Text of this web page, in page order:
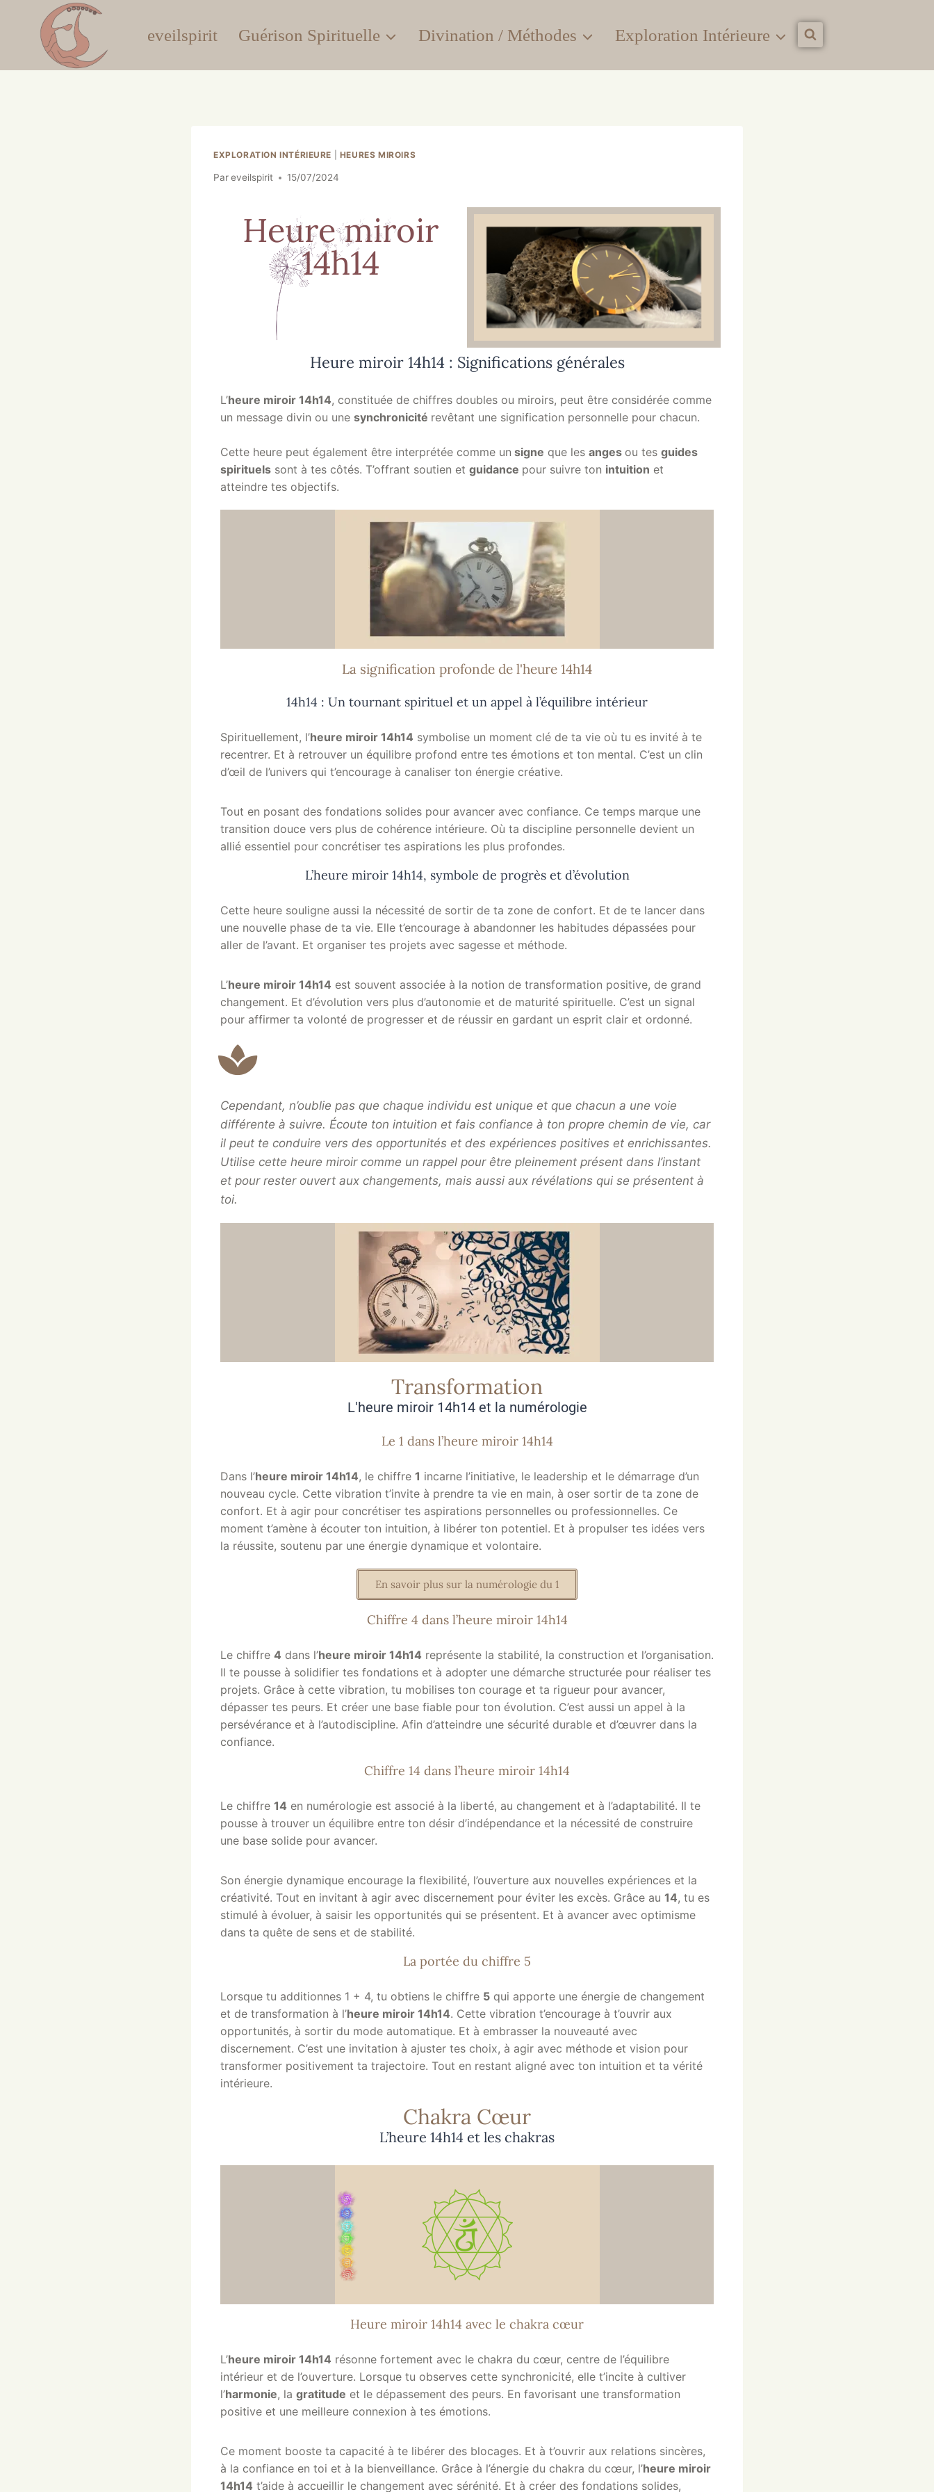
eveilspirit Guérison Spirituelle Divination / Méthodes Exploration Intérieure
EXPLORATION INTÉRIEURE HEURES MIROIRS
Pareveilspirit 15/07/2024
Heure miroir
14h14
Heure miroir 14h14 : Significations générales
L’heure miroir 14h14, constituée de chiffres doubles ou miroirs, peut être considérée comme
un message divin ou une synchronicité revêtant une signification personnelle pour chacun.
Cette heure peut également être interprétée comme un signe que les anges ou tes guides
spirituels sont à tes côtés. T’offrant soutien et guidance pour suivre ton intuition et
atteindre tes objectifs.
La signification profonde de l'heure 14h14
14h14 : Un tournant spirituel et un appel à l’équilibre intérieur
Spirituellement, l’heure miroir 14h14 symbolise un moment clé de ta vie où tu es invité à te
recentrer. Et à retrouver un équilibre profond entre tes émotions et ton mental. C’est un clin
d’œil de l’univers qui t’encourage à canaliser ton énergie créative.
Tout en posant des fondations solides pour avancer avec confiance. Ce temps marque une
transition douce vers plus de cohérence intérieure. Où ta discipline personnelle devient un
allié essentiel pour concrétiser tes aspirations les plus profondes.
L’heure miroir 14h14, symbole de progrès et d’évolution
Cette heure souligne aussi la nécessité de sortir de ta zone de confort. Et de te lancer dans
une nouvelle phase de ta vie. Elle t’encourage à abandonner les habitudes dépassées pour
aller de l’avant. Et organiser tes projets avec sagesse et méthode.
L’heure miroir 14h14 est souvent associée à la notion de transformation positive, de grand
changement. Et d’évolution vers plus d’autonomie et de maturité spirituelle. C’est un signal
pour affirmer ta volonté de progresser et de réussir en gardant un esprit clair et ordonné.
Cependant, n’oublie pas que chaque individu est unique et que chacun a une voie
différente à suivre. Écoute ton intuition et fais confiance à ton propre chemin de vie, car
il peut te conduire vers des opportunités et des expériences positives et enrichissantes.
Utilise cette heure miroir comme un rappel pour être pleinement présent dans l’instant
et pour rester ouvert aux changements, mais aussi aux révélations qui se présentent à
toi.
Transformation
L'heure miroir 14h14 et la numérologie
Le 1 dans l’heure miroir 14h14
Dans l’heure miroir 14h14, le chiffre 1 incarne l’initiative, le leadership et le démarrage d’un
nouveau cycle. Cette vibration t’invite à prendre ta vie en main, à oser sortir de ta zone de
confort. Et à agir pour concrétiser tes aspirations personnelles ou professionnelles. Ce
moment t’amène à écouter ton intuition, à libérer ton potentiel. Et à propulser tes idées vers
la réussite, soutenu par une énergie dynamique et volontaire.
En savoir plus sur la numérologie du 1
Chiffre 4 dans l’heure miroir 14h14
Le chiffre 4 dans l’heure miroir 14h14 représente la stabilité, la construction et l’organisation.
Il te pousse à solidifier tes fondations et à adopter une démarche structurée pour réaliser tes
projets. Grâce à cette vibration, tu mobilises ton courage et ta rigueur pour avancer,
dépasser tes peurs. Et créer une base fiable pour ton évolution. C’est aussi un appel à la
persévérance et à l’autodiscipline. Afin d’atteindre une sécurité durable et d’œuvrer dans la
confiance.
Chiffre 14 dans l’heure miroir 14h14
Le chiffre 14 en numérologie est associé à la liberté, au changement et à l’adaptabilité. Il te
pousse à trouver un équilibre entre ton désir d’indépendance et la nécessité de construire
une base solide pour avancer.
Son énergie dynamique encourage la flexibilité, l’ouverture aux nouvelles expériences et la
créativité. Tout en invitant à agir avec discernement pour éviter les excès. Grâce au 14, tu es
stimulé à évoluer, à saisir les opportunités qui se présentent. Et à avancer avec optimisme
dans ta quête de sens et de stabilité.
La portée du chiffre 5
Lorsque tu additionnes 1 + 4, tu obtiens le chiffre 5 qui apporte une énergie de changement
et de transformation à l’heure miroir 14h14. Cette vibration t’encourage à t’ouvrir aux
opportunités, à sortir du mode automatique. Et à embrasser la nouveauté avec
discernement. C’est une invitation à ajuster tes choix, à agir avec méthode et vision pour
transformer positivement ta trajectoire. Tout en restant aligné avec ton intuition et ta vérité
intérieure.
Chakra Cœur
L’heure 14h14 et les chakras
Heure miroir 14h14 avec le chakra cœur
L’heure miroir 14h14 résonne fortement avec le chakra du cœur, centre de l’équilibre
intérieur et de l’ouverture. Lorsque tu observes cette synchronicité, elle t’incite à cultiver
l’harmonie, la gratitude et le dépassement des peurs. En favorisant une transformation
positive et une meilleure connexion à tes émotions.
Ce moment booste ta capacité à te libérer des blocages. Et à t’ouvrir aux relations sincères,
à la confiance en toi et à la bienveillance. Grâce à l’énergie du chakra du cœur, l’heure miroir
14h14 t’aide à accueillir le changement avec sérénité. Et à créer des fondations solides,